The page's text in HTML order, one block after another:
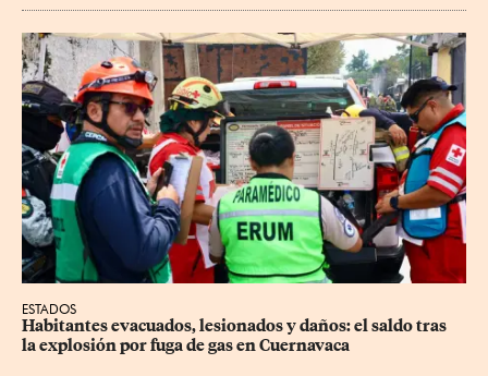
ESTADOS
Habitantes evacuados, lesionados y daños: el saldo tras
la explosión por fuga de gas en Cuernavaca